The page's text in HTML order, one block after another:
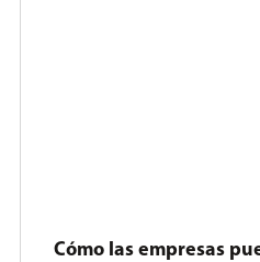
Cómo las empresas